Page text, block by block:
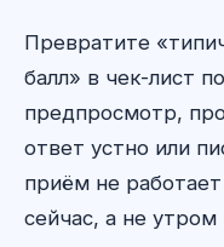
Превратите
балл» в чек-лист
предпросмотр,
ответ устно или
приём не
сейчас, а не утром